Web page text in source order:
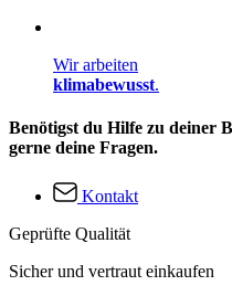
Wir arbeiten
klimabewusst.
Benötigst du Hilfe zu deiner
gerne deine Fragen.
Kontakt
Geprüfte Qualität
Sicher und vertraut einkaufen